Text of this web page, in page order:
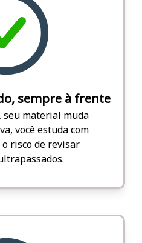
sempre à frente
seu material muda
você estuda com
risco de revisar